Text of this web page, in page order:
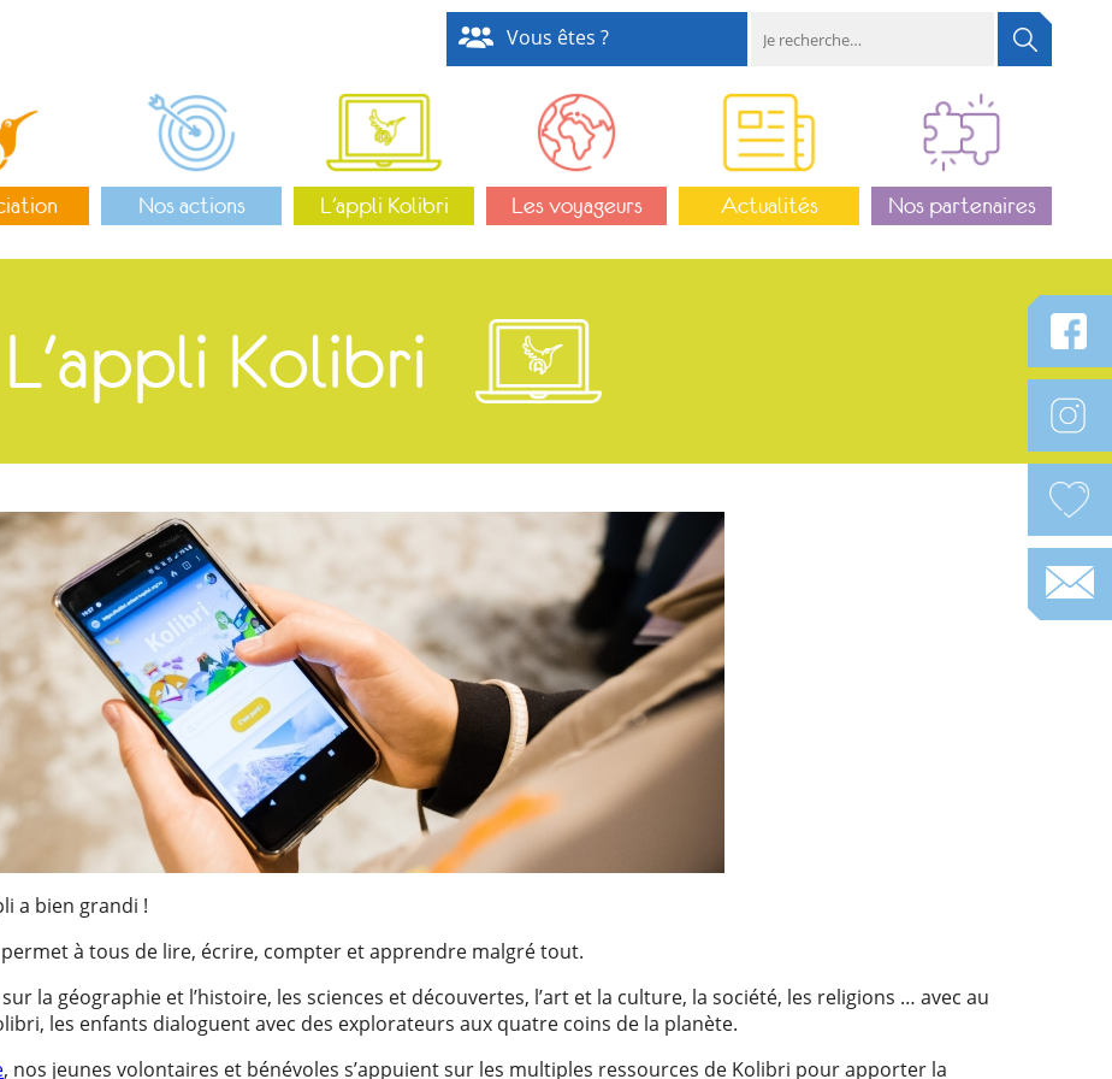
Vous êtes ?
Nos actions L’appli Kolibri Les voyageurs Actualités Nos partenaires
L'appli Kolibri
a bien grandi !
à tous de lire, écrire, compter et apprendre malgré tout.
la géographie et l’histoire, les sciences et découvertes, l’art et la culture, la société, les religions … avec au
les enfants dialoguent avec des explorateurs aux quatre coins de la planète.
, nos jeunes volontaires et bénévoles s’appuient sur les multiples ressources de Kolibri pour apporter la